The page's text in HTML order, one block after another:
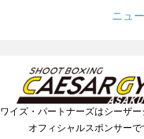
ニュ
ワイズ・パートナーズはシーザ
オフィシャルスポンサーで